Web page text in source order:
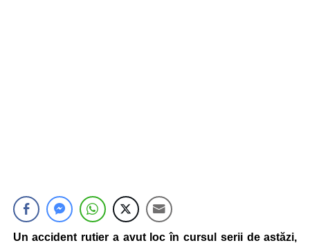
Un accident rutier a avut loc în cursul serii de astăzi,